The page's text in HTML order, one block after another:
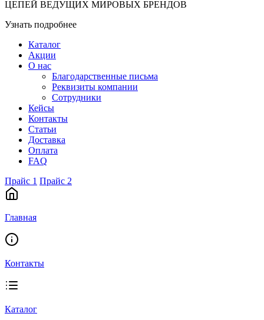
ЦЕПЕЙ ВЕДУЩИХ МИРОВЫХ БРЕНДОВ
Узнать подробнее
Каталог
Акции
О нас
Благодарственные письма
Реквизиты компании
Сотрудники
Кейсы
Контакты
Статьи
Доставка
Оплата
FAQ
Прайс 1 Прайс 2
Главная
Контакты
Каталог